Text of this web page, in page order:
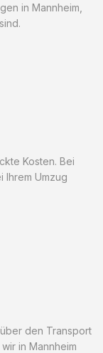
in Mannheim,
Kosten. Bei
Ihrem Umzug
den Transport
in Mannheim